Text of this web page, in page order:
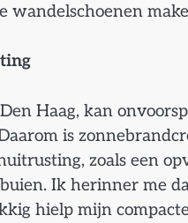
wandelschoenen
Haag, kan
is
zoals een
Ik herinner me
hielp mijn